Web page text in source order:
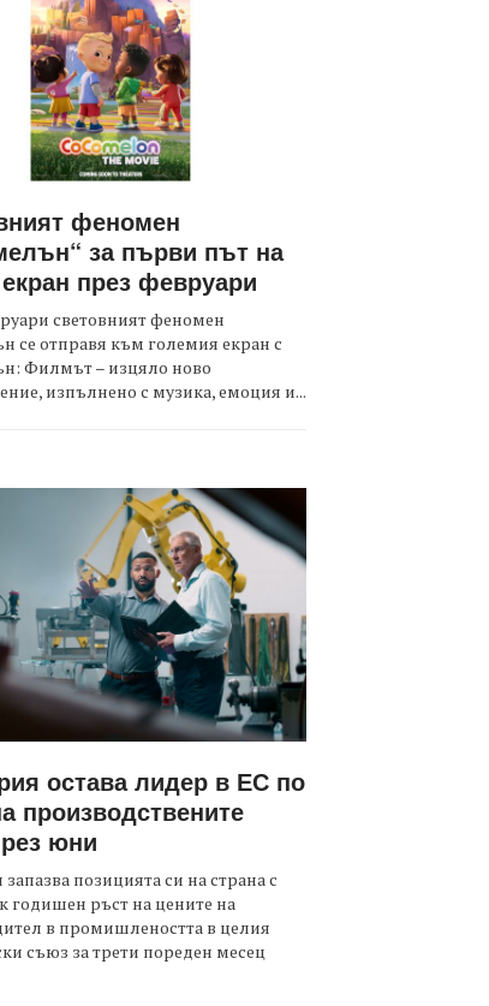
феномен
за първи път на
през февруари
световният феномен
се отправя към големия екран с
Филмът – изцяло ново
изпълнено с музика, емоция и...
остава лидер в ЕС по
производствените
юни
позицията си на страна с
годишен ръст на цените на
в промишлеността в целия
съюз за трети пореден месец